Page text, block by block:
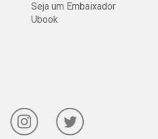
Seja um Embaixador
Ubook